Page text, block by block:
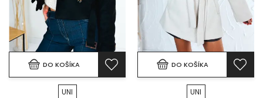
DO KOŠÍKA
UNI
DO KOŠÍKA
UNI